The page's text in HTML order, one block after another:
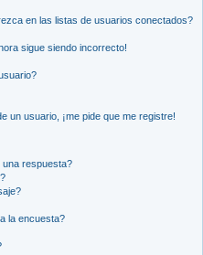
en las listas de usuarios conectados?
sigue siendo incorrecto!
un usuario, ¡me pide que me registre!
una respuesta?
la encuesta?